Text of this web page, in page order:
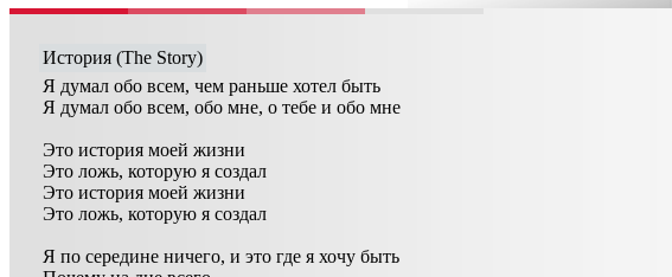
История (The Story)
Я думал обо всем, чем раньше хотел быть
Я думал обо всем, обо мне, о тебе и обо мне
Это история моей жизни
Это ложь, которую я создал
Это история моей жизни
Это ложь, которую я создал
Я по середине ничего, и это где я хочу быть